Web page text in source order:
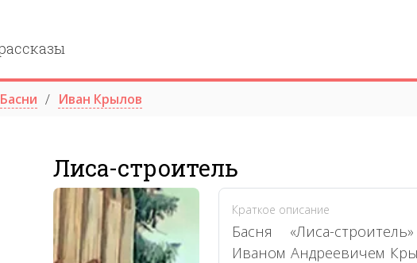
Басни Иван Крылов
Лиса-строитель
Краткое описание
Басня «Лиса-
Иваном Андреевичем